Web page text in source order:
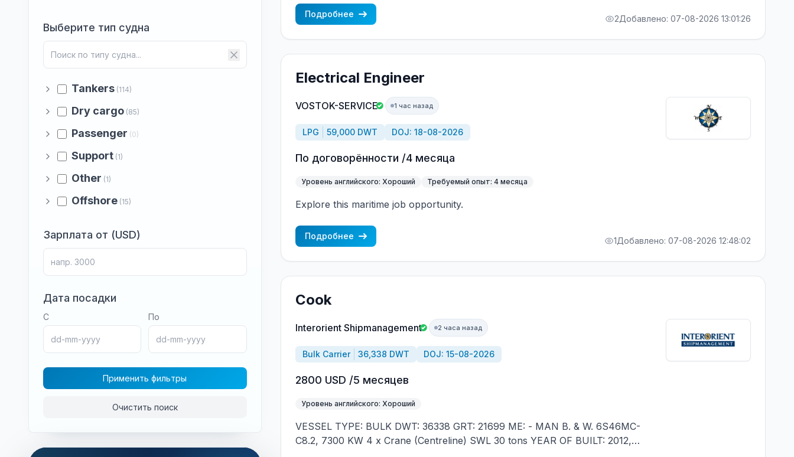
Выберите тип судна
Tankers (114)
Dry cargo (85)
Passenger (0)
Support (1)
Other (1)
Offshore (15)
Зарплата от (USD)
Дата посадки
С По
Применить фильтры
Очистить поиск
Подробнее 2Добавлено: 07-08-2026 13:01:26
Electrical Engineer
VOSTOK-SERVICE 1 час назад
LPG 59,000 DWT DOJ: 18-08-2026
По договорённости /4 месяца
Уровень английского: Хороший Требуемый опыт: 4 месяца
Explore this maritime job opportunity.
Подробнее 1Добавлено: 07-08-2026 12:48:02
Cook
Interorient Shipmanagement 2 часа назад
Bulk Carrier 36,338 DWT DOJ: 15-08-2026
2800 USD /5 месяцев
Уровень английского: Хороший
VESSEL TYPE: BULK DWT: 36338 GRT: 21699 ME: - MAN B. & W. 6S46MC-
C8.2, 7300 KW 4 x Crane (Centreline) SWL 30 tons YEAR OF BUILT: 2012,